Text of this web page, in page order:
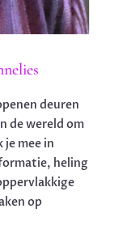
deuren
de wereld om
je mee in
heling
op